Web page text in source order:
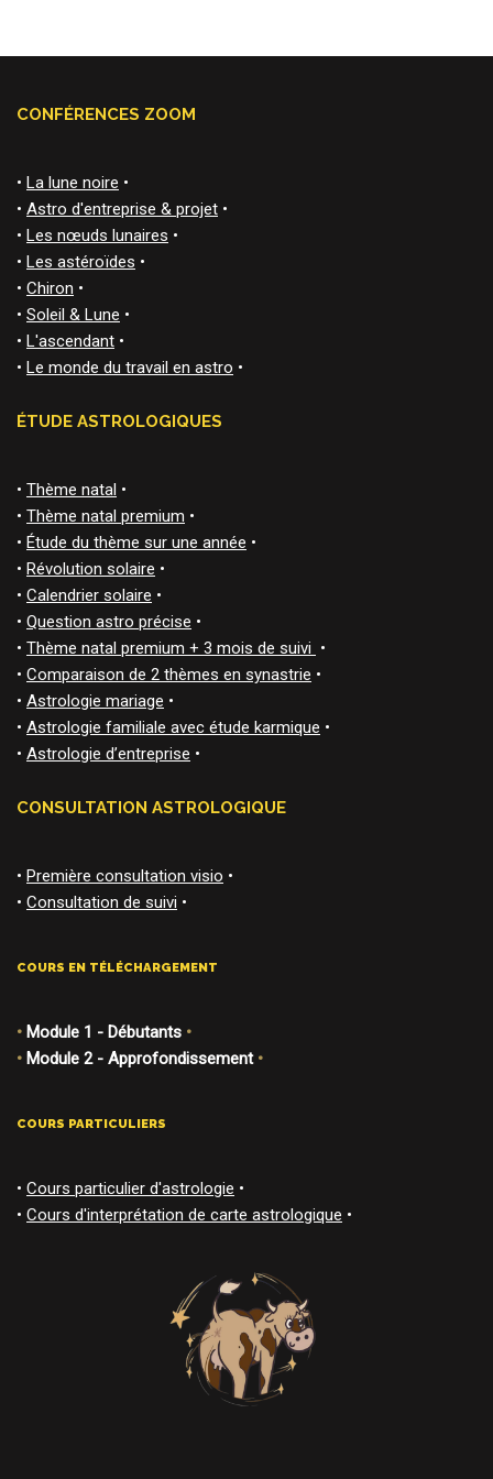
CONFÉRENCES ZOOM
• La lune noire •
• Astro d'entreprise & projet •
• Les nœuds lunaires •
• Les astéroïdes •
• Chiron •
• Soleil & Lune •
• L'ascendant •
• Le monde du travail en astro •
ÉTUDE ASTROLOGIQUES
• Thème natal •
• Thème natal premium •
• Étude du thème sur une année •
• Révolution solaire •
• Calendrier solaire •
• Question astro précise •
• Thème natal premium + 3 mois de suivi •
• Comparaison de 2 thèmes en synastrie •
• Astrologie mariage •
• Astrologie familiale avec étude karmique •
• Astrologie d’entreprise •
CONSULTATION ASTROLOGIQUE
• Première consultation visio •
• Consultation de suivi •
COURS EN TÉLÉCHARGEMENT
• Module 1 - Débutants •
• Module 2 - Approfondissement•
COURS PARTICULIERS
• Cours particulier d'astrologie •
• Cours d'interprétation de carte astrologique •